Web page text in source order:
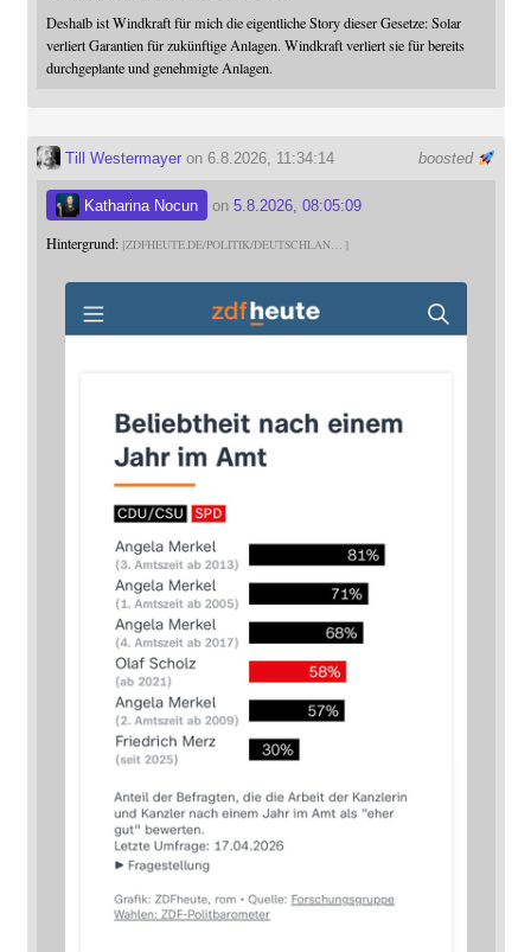
Deshalb ist Windkraft für mich die eigentliche Story dieser Gesetze: Solar
verliert Garantien für zukünftige Anlagen. Windkraft verliert sie für bereits
durchgeplante und genehmigte Anlagen.
boosted
Till Westermayeron 6.8.2026, 11:34:14
Katharina Nocun on 5.8.2026, 08:05:09
Hintergrund: ZDFHEUTE.DE/POLITIK/DEUTSCHLAN